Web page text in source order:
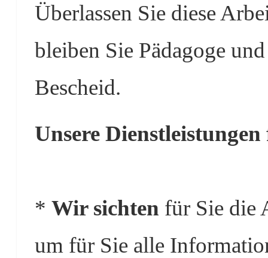
Überlassen Sie diese
bleiben Sie Pädagoge
Bescheid.
Unsere
* Wir sichten für Sie die
um für Sie alle